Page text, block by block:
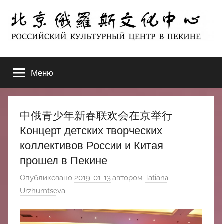
содержимому
北
京
俄
罗
斯
文
化
ЦЕНТР
В
ПЕКИНЕ
Меню
中俄青少年新春联欢会在京举行
Концерт детских творческих
коллективов России и Китая
прошел в Пекине
Опубликовано 2019-01-13 автором Tatiana
Urzhumtseva